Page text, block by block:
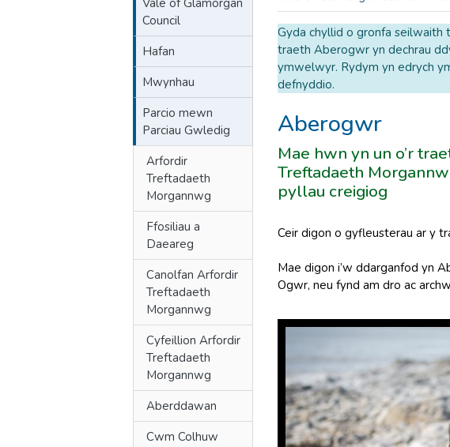
Vale of Glamorgan
Council
Hafan
Mwynhau
Parcio mewn
Parciau Gwledig
Arfordir
Treftadaeth
Morgannwg
Ffosiliau a
Daeareg
Canolfan Arfordir
Treftadaeth
Morgannwg
Cyfeillion Arfordir
Treftadaeth
Morgannwg
Aberddawan
Cwm Colhuw
Gyda chyllid o gronfa
traeth Aberogwr yn dechrau
ymwelwyr. Rydym yn edrych
defnyddio.
Aberogwr
Mae hwn yn un o’r
Treftadaeth
pyllau creigiog
Ceir digon o gyfleusterau ar y
Mae digon i’w ddarganfod yn
Ogwr, neu fynd am dro ac